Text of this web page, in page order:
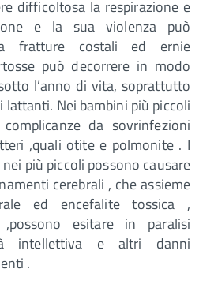
difficoltosa la respirazione e
e la sua violenza può
fratture costali ed ernie
può decorrere in modo
l’anno di vita, soprattutto
lattanti. Nei bambini più piccoli
da sovrinfezioni
,quali otite e polmonite . I
più piccoli possono causare
cerebrali , che assieme
ed encefalite tossica ,
,possono esitare in paralisi
intellettiva e altri danni
.